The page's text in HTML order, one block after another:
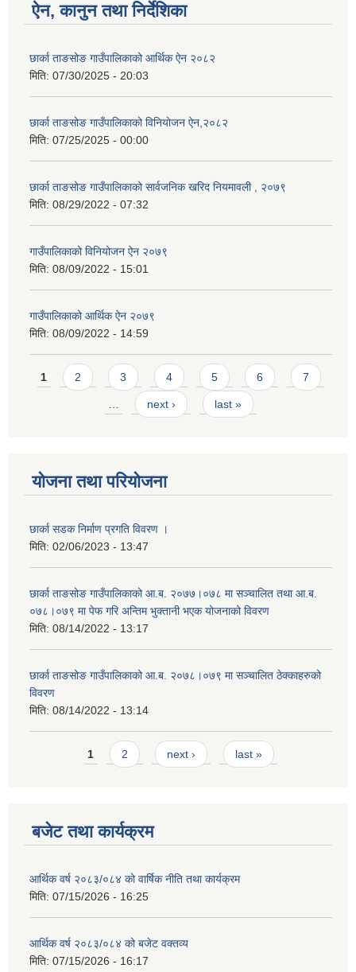
ऐन, कानुन तथा निर्देशिका
छार्का ताङसोङ गाउँपालिकाको आर्थिक ऐन २०८२
मिति: 07/30/2025 - 20:03
छार्का ताङसोङ गाउँपालिकाको विनियोजन ऐन,२०८२
मिति: 07/25/2025 - 00:00
छार्का ताङसोङ गाउँपालिकाको सार्वजनिक खरिद नियमावली , २०७९
मिति: 08/29/2022 - 07:32
गाउँपालिकाको विनियोजन ऐन २०७९
मिति: 08/09/2022 - 15:01
गाउँपालिकाको आर्थिक ऐन २०७९
मिति: 08/09/2022 - 14:59
Pages
1 2 3 4 5 6 7
next › last »
योजना तथा परियोजना
छार्का सडक निर्माण प्रगति विवरण ।
मिति: 02/06/2023 - 13:47
छार्का ताङसोङ गाउँपालिकाको आ.ब. २०७७।०७८ मा सञ्चालित तथा आ.ब.
०७८।०७९ मा पेफ गरि अन्तिम भुक्तानी भएक योजनाको विवरण
मिति: 08/14/2022 - 13:17
छार्का ताङसोङ गाउँपालिकाको आ.ब. २०७८।०७९ मा सञ्चालित ठेक्काहरुको
विवरण
मिति: 08/14/2022 - 13:14
Pages1 2 next › last »
बजेट तथा कार्यक्रम
आर्थिक वर्ष २०८३/०८४ को वार्षिक नीति तथा कार्यक्रम
मिति: 07/15/2026 - 16:25
आर्थिक वर्ष २०८३/०८४ को बजेट वक्तव्य
मिति: 07/15/2026 - 16:17